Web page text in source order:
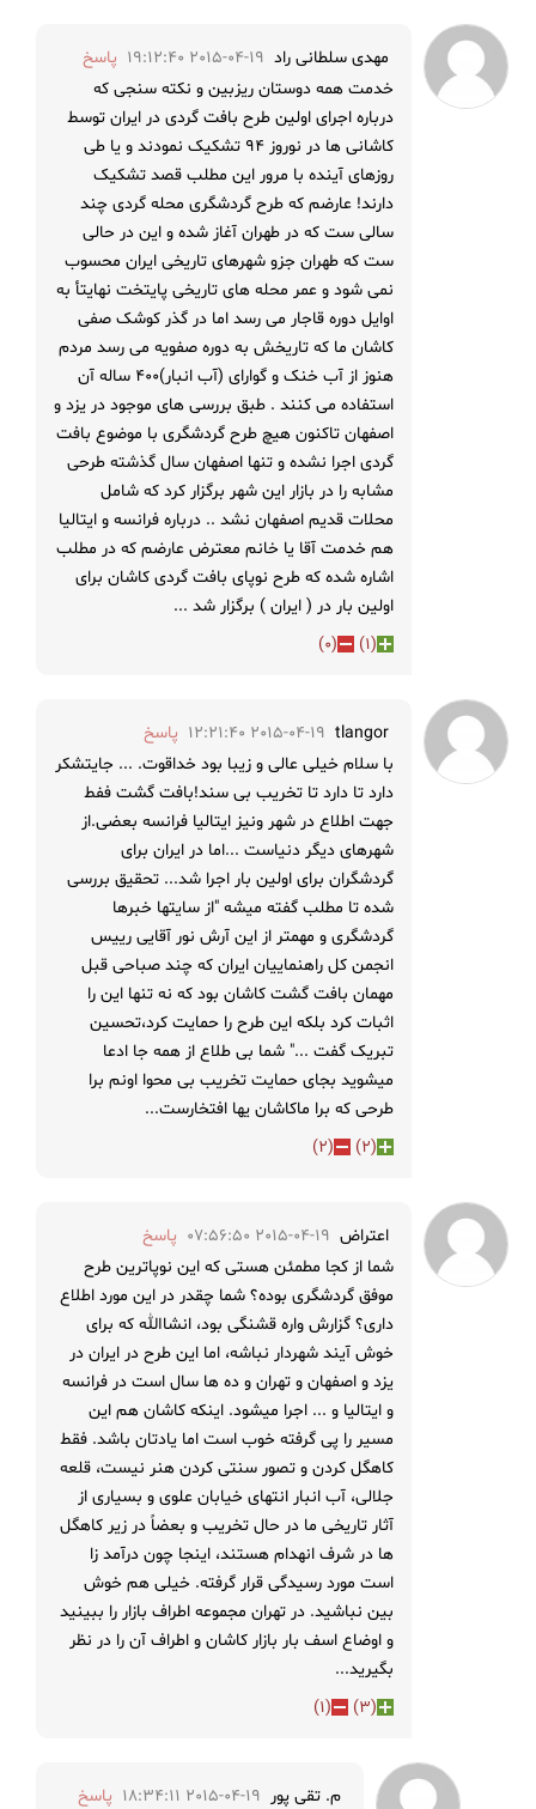
مهدی سلطانی راد 2015-04-19 19:12:40
پاسخ
خدمت همه دوستان ریزبین و نکته سنجی که
درباره اجرای اولین طرح بافت گردی در ایران توسط
کاشانی ها در نوروز ۹۴ تشکیک نمودند و یا طی
روزهای آینده با مرور این مطلب قصد تشکیک
دارند! عارضم که طرح گردشگری محله گردی چند
سالی ست که در طهران آغاز شده و این در حالی
ست که طهران جزو شهرهای تاریخی ایران محسوب
نمی شود و عمر محله های تاریخی پایتخت نهایتأ به
اوایل دوره قاجار می رسد اما در گذر کوشک صفی
کاشان ما که تاریخش به دوره صفویه می رسد مردم
هنوز از آب خنک و گوارای (آب انبار)۴۰۰ ساله آن
استفاده می کنند . طبق بررسی های موجود در یزد و
اصفهان تاکنون هیچ طرح گردشگری با موضوع بافت
گردی اجرا نشده و تنها اصفهان سال گذشته طرحی
مشابه را در بازار این شهر برگزار کرد که شامل
محلات قدیم اصفهان نشد .. درباره فرانسه و ایتالیا
هم خدمت آقا یا خانم معترض عارضم که در مطلب
اشاره شده که طرح نوپای بافت گردی کاشان برای
اولین بار در ( ایران ) برگزار شد ...
(
1
)
(
0
)
tlangor
2015-04-19 12:21:40
پاسخ
با سلام خیلی عالی و زیبا بود خداقوت. ... جایتشکر
دارد تا دارد تا تخریب بی سند!بافت گشت ففط
جهت اطلاع در شهر ونیز ایتالیا فرانسه بعضی.از
شهرهای دیگر دنیاست ...اما در ایران برای
گردشگران برای اولین بار اجرا شد... تحقیق بررسی
شده تا مطلب گفته میشه "از سایتها خبرها
گردشگری و مهمتر از این آرش نور آقایی رییس
انجمن کل راهنماییان ایران که چند صباحی قبل
مهمان بافت گشت کاشان بود که نه تنها این را
اثبات کرد بلکه این طرح را حمایت کرد،تحسین
تبریک گفت ..." شما بی طلاع از همه جا ادعا
میشوید بجای حمایت تخریب بی محوا اونم برا
طرحی که برا ماکاشان یها افتخارست...
(
2
)
(
2
)
اعتراض 2015-04-19 07:56:50
پاسخ
شما از کجا مطمئن هستی که این نوپاترین طرح
موفق گردشگری بوده؟ شما چقدر در این مورد اطلاع
داری؟ گزارش واره قشنگی بود، انشاالله که برای
خوش آیند شهردار نباشه، اما این طرح در ایران در
یزد و اصفهان و تهران و ده ها سال است در فرانسه
و ایتالیا و ... اجرا میشود. اینکه کاشان هم این
مسیر را پی گرفته خوب است اما یادتان باشد. فقط
کاهگل کردن و تصور سنتی کردن هنر نیست، قلعه
جلالی، آب انبار انتهای خیابان علوی و بسیاری از
آثار تاریخی ما در حال تخریب و بعضاً در زیر کاهگل
ها در شرف انهدام هستند، اینجا چون درآمد زا
است مورد رسیدگی قرار گرفته. خیلی هم خوش
بین نباشید. در تهران مجموعه اطراف بازار را ببینید
و اوضاع اسف بار بازار کاشان و اطراف آن را در نظر
بگیرید...
(
3
)
(
1
)
م. تقی پور 2015-04-19 18:34:11
پاسخ